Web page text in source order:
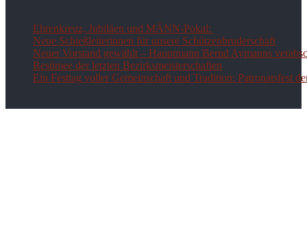
Ehrenkreuz, Jubiläen und MÄNN-Pokal:
Neue Schießleiterinnen für unsere Schützenbruderschaft
Neuer Vorstand gewählt – Hauptmann Bernd Aymanns
Resümee der letzten Bezirksmeisterschaften
Ein Festtag voller Gemeinschaft und Tradition: Patronatsfest